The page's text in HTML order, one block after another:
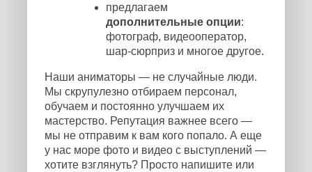
предлагаем
дополнительные опции:
фотограф, видеооператор,
шар-сюрприз и многое другое.
Наши аниматоры — не случайные люди.
Мы скрупулезно отбираем персонал,
обучаем и постоянно улучшаем их
мастерство. Репутация важнее всего —
мы не отправим к вам кого попало. А еще
у нас море фото и видео с выступлений —
хотите взглянуть? Просто напишите или